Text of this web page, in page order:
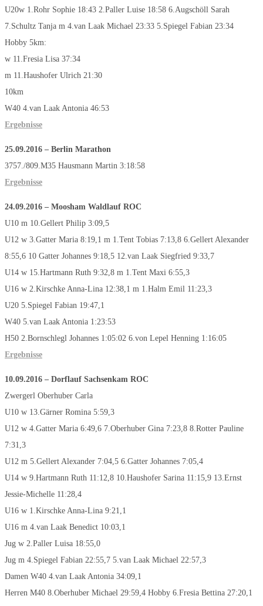
U20w 1.Rohr Sophie 18:43 2.Paller Luise 18:58 6.Augschöll Sarah
7.Schultz Tanja m 4.van Laak Michael 23:33 5.Spiegel Fabian 23:34
Hobby 5km:
w 11.Fresia Lisa 37:34
m 11.Haushofer Ulrich 21:30
10km
W40 4.van Laak Antonia 46:53
Ergebnisse
25.09.2016 – Berlin Marathon
3757./809.M35 Hausmann Martin 3:18:58
Ergebnisse
24.09.2016 – Moosham Waldlauf ROC
U10 m 10.Gellert Philip 3:09,5
U12 w 3.Gatter Maria 8:19,1 m 1.Tent Tobias 7:13,8 6.Gellert Alexander
8:55,6 10 Gatter Johannes 9:18,5 12.van Laak Siegfried 9:33,7
U14 w 15.Hartmann Ruth 9:32,8 m 1.Tent Maxi 6:55,3
U16 w 2.Kirschke Anna-Lina 12:38,1 m 1.Halm Emil 11:23,3
U20 5.Spiegel Fabian 19:47,1
W40 5.van Laak Antonia 1:23:53
H50 2.Bornschlegl Johannes 1:05:02 6.von Lepel Henning 1:16:05
Ergebnisse
10.09.2016 – Dorflauf Sachsenkam ROC
Zwergerl Oberhuber Carla
U10 w 13.Gärner Romina 5:59,3
U12 w 4.Gatter Maria 6:49,6 7.Oberhuber Gina 7:23,8 8.Rotter Pauline
7:31,3
U12 m 5.Gellert Alexander 7:04,5 6.Gatter Johannes 7:05,4
U14 w 9.Hartmann Ruth 11:12,8 10.Haushofer Sarina 11:15,9 13.Ernst
Jessie-Michelle 11:28,4
U16 w 1.Kirschke Anna-Lina 9:21,1
U16 m 4.van Laak Benedict 10:03,1
Jug w 2.Paller Luisa 18:55,0
Jug m 4.Spiegel Fabian 22:55,7 5.van Laak Michael 22:57,3
Damen W40 4.van Laak Antonia 34:09,1
Herren M40 8.Oberhuber Michael 29:59,4 Hobby 6.Fresia Bettina 27:20,1